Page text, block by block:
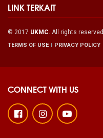
LINK TERKAIT
© 2017 UKMC. All rights reserved
TERMS OF USE PRIVACY POLICY
CONNECT WITH US